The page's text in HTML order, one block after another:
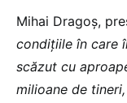
Mihai Dragoș,
condițiile în care
scăzut cu
milioane de